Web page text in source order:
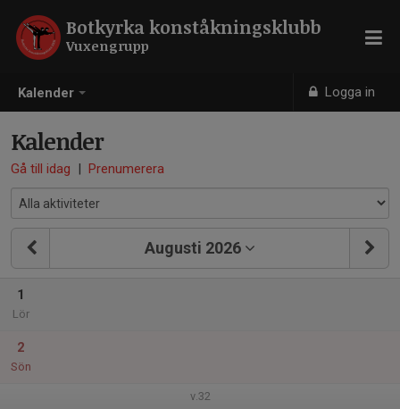
Kalender Logga in
Botkyrka konståkningsklubb
Vuxengrupp
Kalender
Gå till idag | Prenumerera
Augusti 2026
1
Lör
2
Sön
v.32